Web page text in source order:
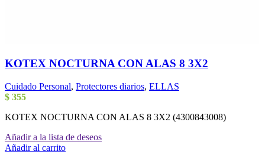
KOTEX NOCTURNA CON ALAS 8 3X2
Cuidado Personal, Protectores diarios, ELLAS
$ 355
KOTEX NOCTURNA CON ALAS 8 3X2 (4300843008)
Añadir a la lista de deseos
Añadir al carrito